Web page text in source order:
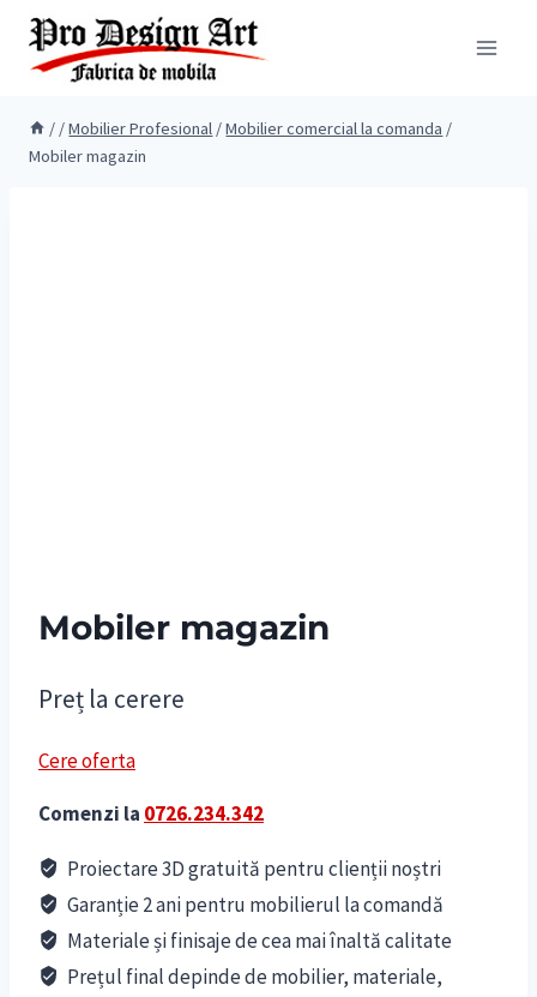
Skip
content
/ /Mobilier Profesional /Mobilier comercial la comanda /
Mobiler magazin
Mobiler magazin
Preț la cerere
Cere oferta
Comenzi la 0726.234.342
Proiectare 3D gratuită pentru clienții noștri
Garanție 2 ani pentru mobilierul la comandă
Materiale și finisaje de cea mai înaltă calitate
Prețul final depinde de mobilier, materiale,